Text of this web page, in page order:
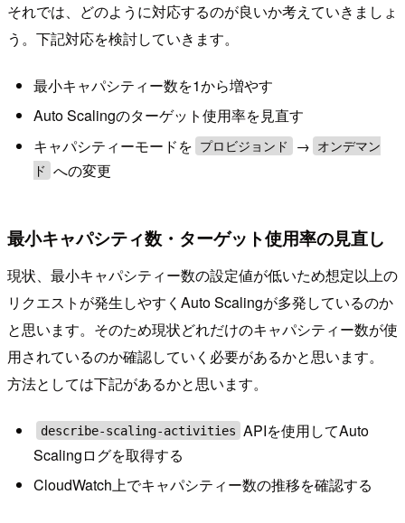
それでは、どのように対応するのが良いか考えていきましょ
う。下記対応を検討していきます。
最小キャパシティー数を1から増やす
Auto Scalingのターゲット使用率を見直す
キャパシティーモードを
プロビジョンド →
オンデマン
ド
への変更
最小キャパシティ数・ターゲット使用率の見直し
現状、最小キャパシティー数の設定値が低いため想定以上の
リクエストが発生しやすくAuto Scalingが多発しているのか
と思います。そのため現状どれだけのキャパシティー数が使
用されているのか確認していく必要があるかと思います。
方法としては下記があるかと思います。
describe-scaling-activities APIを使用してAuto
Scalingログを取得する
CloudWatch上でキャパシティー数の推移を確認する